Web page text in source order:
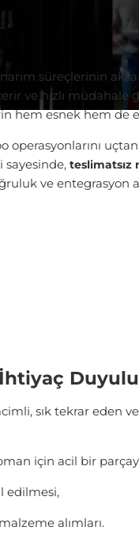
süreçlerinin
ve hızlı
hem esnek hem de
sayesinde, teslimatsız
ve entegrasyon
sık tekrar eden
için acil bir
edilmesi,
alımları.